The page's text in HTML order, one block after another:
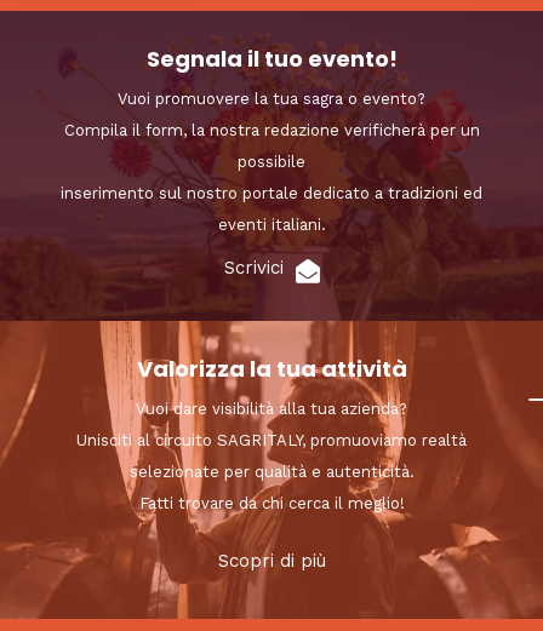
Segnala il tuo evento!
Vuoi promuovere la tua sagra o evento?
Compila il form, la nostra redazione verificherà per un
possibile
inserimento sul nostro portale dedicato a tradizioni ed
eventi italiani.
Scrivici
Valorizza la tua attività
Vuoi dare visibilità alla tua azienda?
Unisciti al circuito SAGRITALY, promuoviamo realtà
selezionate per qualità e autenticità.
Fatti trovare da chi cerca il meglio!
Scopri di più